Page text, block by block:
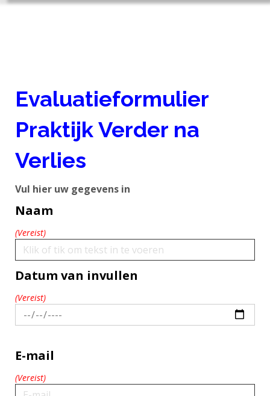
Evaluatieformulier
Praktijk Verder na
Verlies
Vul hier uw gegevens in
Naam
(Vereist)
Datum van invullen
(Vereist)
E-mail
(Vereist)